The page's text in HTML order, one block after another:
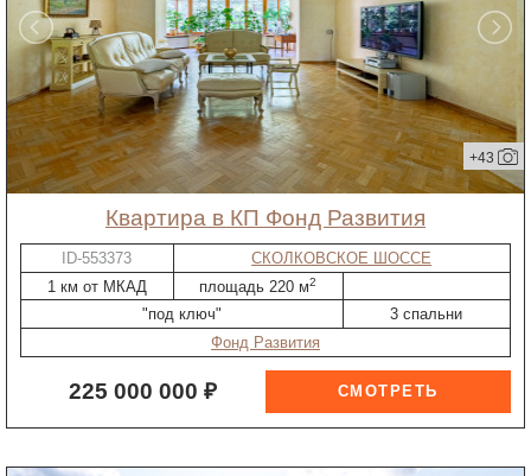
+43
квартира в КП Фонд Развития
ID-553373
СКОЛКОВСКОЕ ШОССЕ
1 км от МКАД
площадь 220 м2
"под ключ"
3 спальни
Фонд Развития
225 000 000 ₽